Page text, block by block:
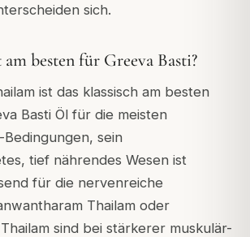
sich.
besten für Greeva Basti?
ist das klassisch am besten
Basti Öl für die meisten
Bedingungen, sein
tief nährendes Wesen ist
für die nervenreiche
Thailam oder
sind bei stärkerer muskulär-